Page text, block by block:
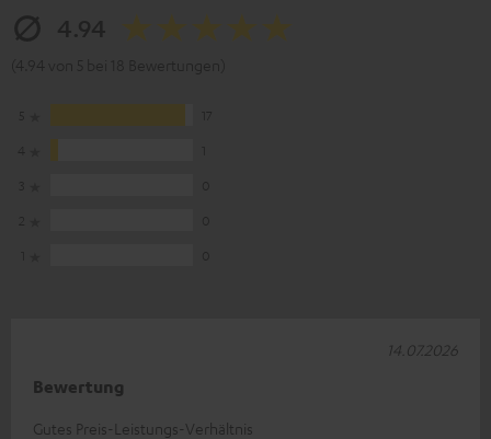
Bewertung
Gutes Preis-Leistungs-Verhältnis
14.07.2026